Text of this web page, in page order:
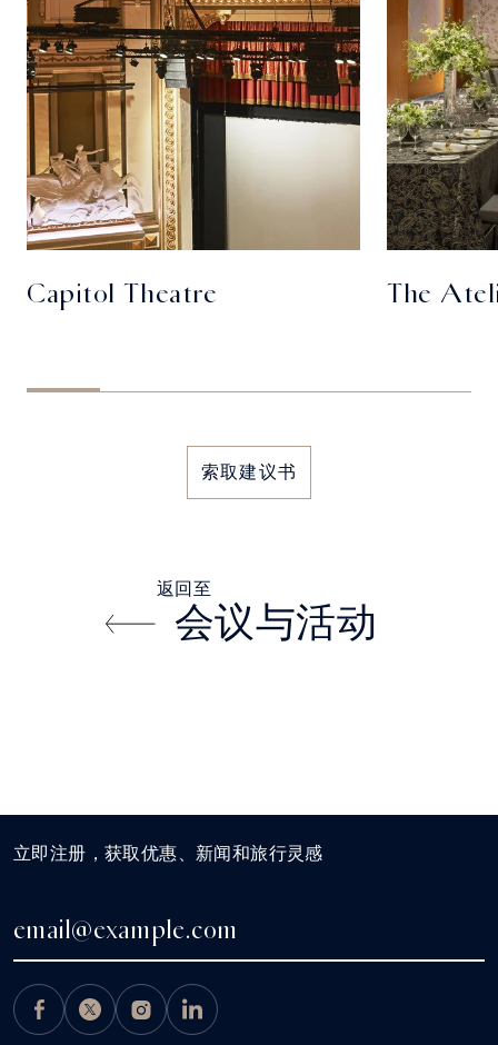
Capitol Theatre The
索取建议书
返回至
会议与活动
立即注册，获取优惠、新闻和旅行灵感